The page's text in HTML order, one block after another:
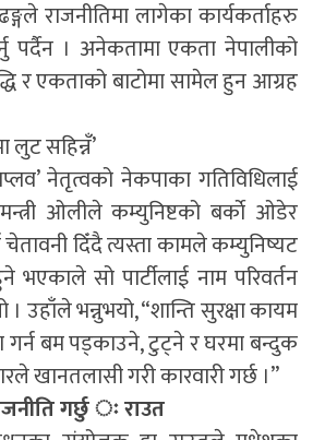
राजनीतिमा लागेका कार्यकर्ताहरु
। अनेकतामा एकता नेपालीको
र एकताको बाटोमा सामेल हुन आग्रह
लुट सहिन्नँ’
नेतृत्वको नेकपाका गतिविधिलाई
ओलीले कम्युनिष्टको बर्काे ओडेर
दिँदै त्यस्ता कामले कम्युनिष्यट
भएकाले सो पार्टीलाई नाम परिवर्तन
उहाँले भन्नुभयो, “शान्ति सुरक्षा कायम
गर्न बम पड्काउने, टुट्ने र घरमा बन्दुक
खानतलासी गरी कारवारी गर्छ ।”
गर्छु ः राउत